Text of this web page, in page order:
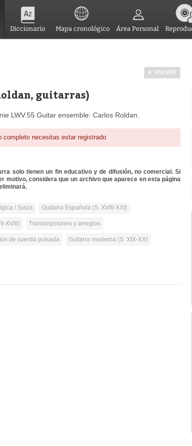
Diccionario Mapa cronológico Área Personal
VOLVER
guitarras)
LWV.55 Guitar ensemble: Carlos Roldan.
completo necesitas estar registrado
solo tienen un fin educativo y de difusión, no comercial. Si
motivo, considera que un archivo que aparece en esta página
/ Suiza Guitarra Española (S. XVIII-XXI)
XVIII) Transcripciones y arreglos
de cuerda pulsada Guitarra moderna (S. XIX-XX)